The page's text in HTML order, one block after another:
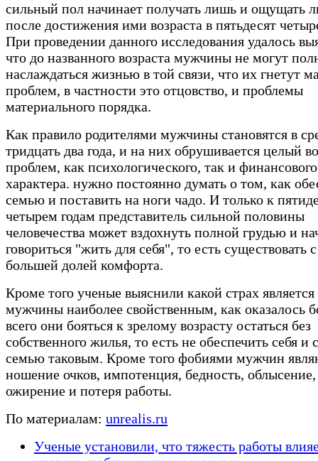
сильный пол начинает получать лишь и ощущать
после достижения ими возраста в пятьдесят
При проведении данного исследования удалось
что до названного возраста мужчины не могут
наслаждаться жизнью в той связи, что их гнетут
проблем, в частности это отцовство, и проблемы
материального порядка.
Как правило родителями мужчины становятся в
тридцать два года, и на них обрушивается целый
проблем, как психологического, так и финансового
характера. нужно постоянно думать о том, как
семью и поставить на ноги чадо. И только к
четырем годам представитель сильной половины
человечества может вздохнуть полной грудью и
говориться "жить для себя", то есть существовать с
большей долей комфорта.
Кроме того ученые выяснили какой страх является
мужчины наиболее свойственным, как оказалось
всего они бояться к зрелому возрасту остаться без
собственного жилья, то есть не обеспечить себя и
семью таковым. Кроме того фобиями мужчин
ношение очков, импотенция, бедность, облысение,
ожирение и потеря работы.
По материалам: unrealis.ru
Ученые установили, что тяжесть работы